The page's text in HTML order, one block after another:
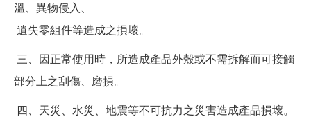
溫、異物侵入、
遺失零組件等造成之損壞。
三、因正常使用時，所造成產品外殼或不需拆解而可接觸
部分上之刮傷、磨損。
四、天災、水災、地震等不可抗力之災害造成產品損壞。